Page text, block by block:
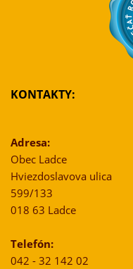
KONTAKTY:
Adresa:
Obec Ladce
Hviezdoslavova ulica
599/133
018 63 Ladce
Telefón:
042 - 32 142 02